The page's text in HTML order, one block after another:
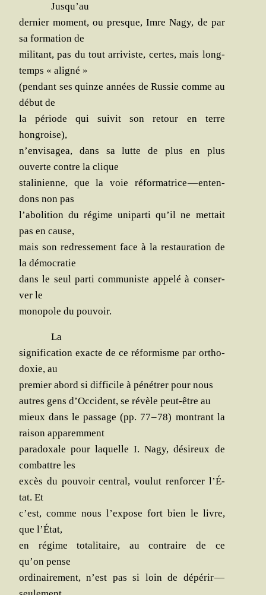
Jus­qu’au
der­nier moment, ou presque, Imre Nagy, de par
sa for­ma­tion de
mili­tant, pas du tout arri­viste, certes, mais long­
temps « aligné »
(pen­dant ses quinze années de Rus­sie comme au
début de
la période qui sui­vit son retour en terre
hongroise),
n’en­vi­sa­gea, dans sa lutte de plus en plus
ouverte contre la clique
sta­li­nienne, que la voie réfor­ma­trice — enten­
dons non pas
l’a­bo­li­tion du régime uni­par­ti qu’il ne met­tait
pas en cause,
mais son redres­se­ment face à la res­tau­ra­tion de
la démocratie
dans le seul par­ti com­mu­niste appe­lé à conser­
ver le
mono­pole du pouvoir.
La
signi­fi­ca­tion exacte de ce réfor­misme par ortho­
doxie, au
pre­mier abord si dif­fi­cile à péné­trer pour nous
autres gens d’Oc­ci­dent, se révèle peut-être au
mieux dans le pas­sage (pp. 77 – 78) mon­trant la
rai­son apparemment
para­doxale pour laquelle I. Nagy, dési­reux de
com­battre les
excès du pou­voir cen­tral, vou­lut ren­for­cer l’É­
tat. Et
c’est, comme nous l’ex­pose fort bien le livre,
que l’État,
en régime tota­li­taire, au contraire de ce
qu’on pense
ordi­nai­re­ment, n’est pas si loin de dépé­rir —